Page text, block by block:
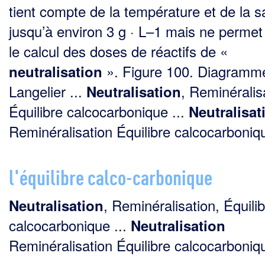
tient compte de la température et de la
jusqu’à environ 3 g · L–1 mais ne
le calcul des doses de réactifs de «
neutralisation ». Figure 100.
Langelier ... Neutralisation,
Équilibre calcocarbonique ...
Reminéralisation Équilibre
l'équilibre calco-carbonique
Neutralisation, Reminéralisation,
calcocarbonique ... Neutralisation
Reminéralisation Équilibre